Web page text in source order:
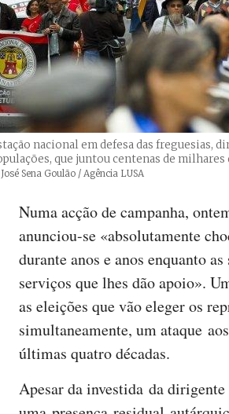
nacional em defesa das freguesias,
que juntou centenas de
Créditos
José Sena Goulão / Agência LUSA
Numa acção de campanha,
anunciou-se «absolutamente
durante anos e anos enquanto
serviços que lhes dão apoio».
as eleições que vão eleger os
simultaneamente, um ataque
últimas quatro décadas.
Apesar da investida da